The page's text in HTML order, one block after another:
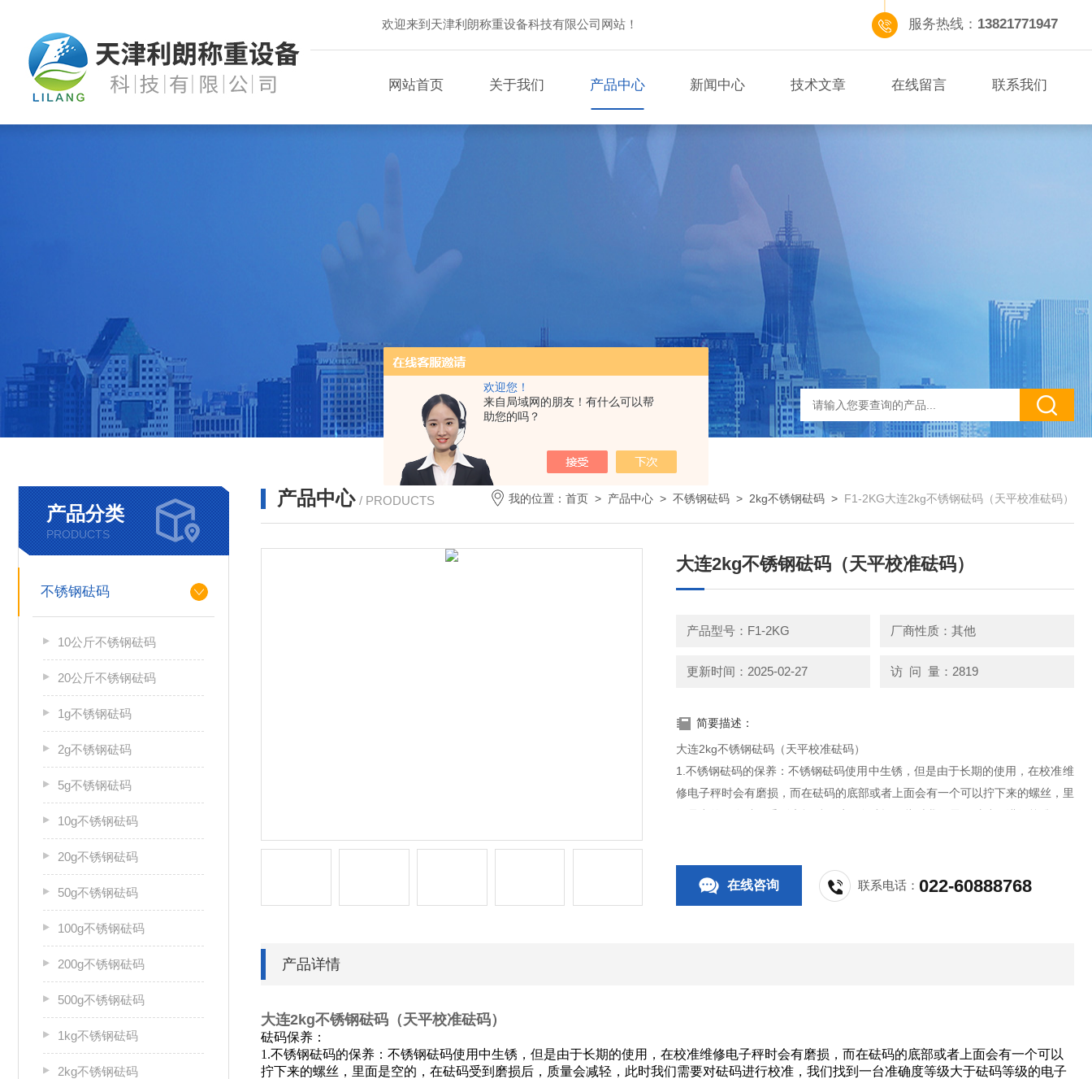
欢迎您！
来自局域网的朋友！有什么可以帮
助您的吗？
欢迎来到天津利朗称重设备科技有限公司网站！ 服务热线： 13821771947
网站首页 关于我们 产品中心 新闻中心 技术文章 在线留言 联系我们
产品分类
PRODUCTS
不锈钢砝码
10公斤不锈钢砝码
20公斤不锈钢砝码
1g不锈钢砝码
2g不锈钢砝码
5g不锈钢砝码
10g不锈钢砝码
20g不锈钢砝码
50g不锈钢砝码
100g不锈钢砝码
200g不锈钢砝码
500g不锈钢砝码
1kg不锈钢砝码
2kg不锈钢砝码
产品中心 / PRODUCTS 我的位置： 首页 > 产品中心 > 不锈钢砝码 > 2kg不锈钢砝码 > F1-2KG大连2kg不锈钢砝码（天平校准砝码）
大连2kg不锈钢砝码（天平校准砝码）
产品型号：F1-2KG 厂商性质：其他
更新时间：2025-02-27 访 问 量：2819
简要描述：
大连2kg不锈钢砝码（天平校准砝码）
1.不锈钢砝码的保养：不锈钢砝码使用中生锈，但是由于长期的使用，在校准维
修电子秤时会有磨损，而在砝码的底部或者上面会有一个可以拧下来的螺丝，里
面是空的，在砝码受到磨损后，质量会减轻，此时我们需要对砝码进行校准，我
在线咨询 联系电话：022-60888768
产品详情
大连2kg不锈钢砝码（天平校准砝码）
砝码保养：
1.不锈钢砝码的保养：不锈钢砝码使用中生锈，但是由于长期的使用，在校准维修电子秤时会有磨损，而在砝码的底部或者上面会有一个可以
拧下来的螺丝，里面是空的，在砝码受到磨损后，质量会减轻，此时我们需要对砝码进行校准，我们找到一台准确度等级大于砝码等级的电子